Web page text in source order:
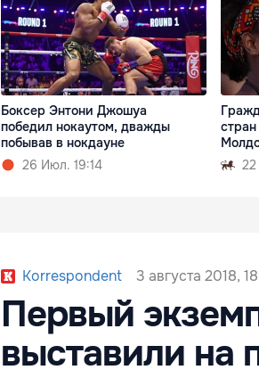
Боксер Энтони Джошуа
победил нокаутом, дважды
побывав в нокдауне
26 Июл. 19:14
Korrespondent 3 августа 2018,
Первый
выставили на